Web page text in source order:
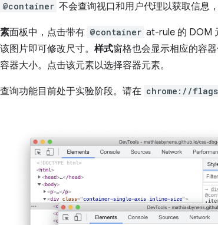
@container 不会查询视口和用户代理以获取信息
面板中，点击带有 @container at-rule 的 DOM
图片即可修改尺寸。 样式窗格也会显示相应的容
器大小。点击该元素以选择容器元素。
询功能目前处于实验阶段。请在 chrome://flags